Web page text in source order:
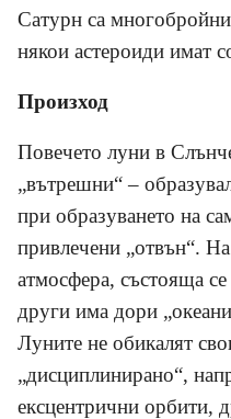
Сатурн са
някои астероиди имат
Произход
Повечето луни в
„вътрешни“ –
при образуването на
привлечени „отвън“.
атмосфера, състояща
други има дори
Луните не обикалят
„дисциплинирано“,
ексцентрични орбити,